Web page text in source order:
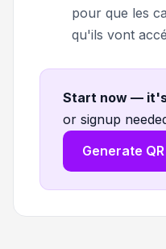
pour que les
qu'ils vont
Start now —
or signup
Generate